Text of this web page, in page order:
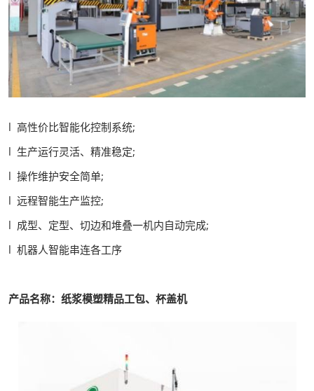
l 高性价比智能化控制系统;
l 生产运行灵活、精准稳定;
l 操作维护安全简单;
l 远程智能生产监控;
l 成型、定型、切边和堆叠一机内自动完成;
l 机器人智能串连各工序
产品名称：纸浆模塑精品工包、杯盖机